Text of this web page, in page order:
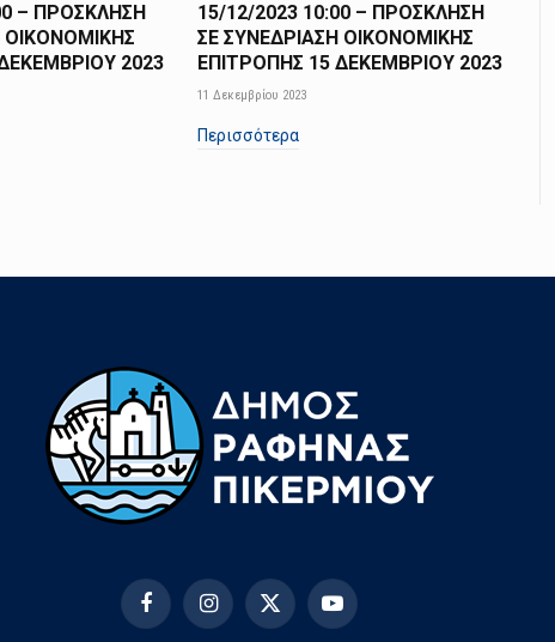
– ΠΡΟΣΚΛΗΣΗ
ΟΙΚΟΝΟΜΙΚΗΣ
2023
15/12/2023 10:00 – ΠΡΟΣΚΛΗΣΗ
ΣΕ ΣΥΝΕΔΡΙΑΣΗ ΟΙΚΟΝΟΜΙΚΗΣ
ΕΠΙΤΡΟΠΗΣ 15 ΔΕΚΕΜΒΡΙΟΥ 2023
11 Δεκεμβρίου 2023
Περισσότερα
FacebookInstagramX
YouTube